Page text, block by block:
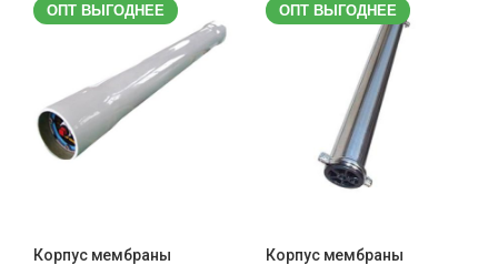
ОПТ ВЫГОДНЕЕ
Корпус мембраны
ОПТ ВЫГОДНЕЕ
Корпус мембраны